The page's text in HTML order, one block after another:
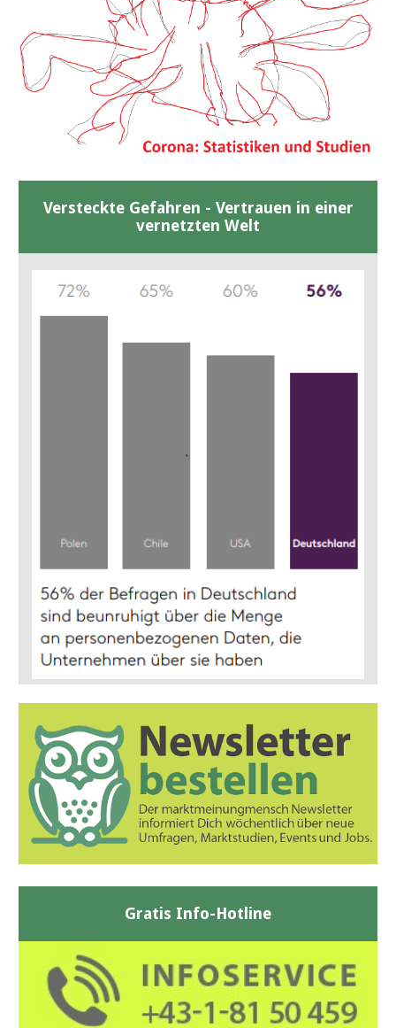
Versteckte Gefahren - Vertrauen in einer
vernetzten Welt
Gratis Info-Hotline